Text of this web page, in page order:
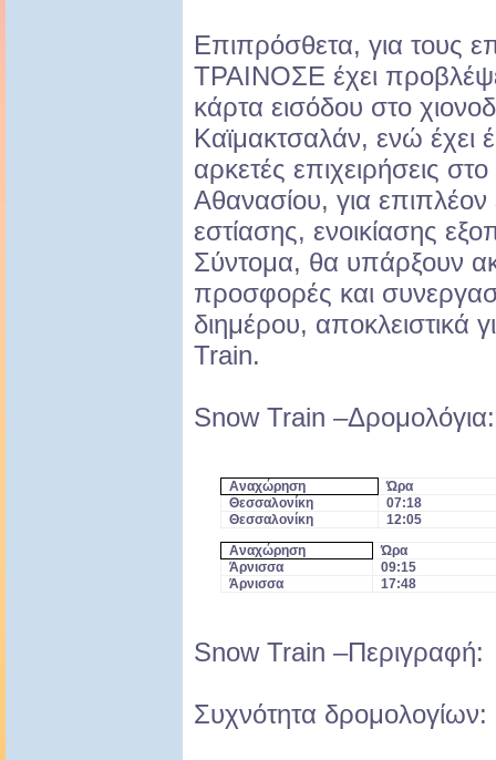
Επιπρόσθετα, για τους
ΤΡΑΙΝΟΣΕ έχει
κάρτα εισόδου στο
Καϊμακτσαλάν, ενώ έχει
αρκετές επιχειρήσεις
Αθανασίου, για
εστίασης, ενοικίασης
Σύντομα, θα υπάρξουν
προσφορές και
διημέρου, αποκλειστικά
Train.
Snow Train –Δρομολόγια:
Αναχώρηση
Ώρα
Θεσσαλονίκη
07:18
Θεσσαλονίκη
12:05
Αναχώρηση
Ώρα
Άρνισσα
09:15
Άρνισσα
17:48
Snow Train –Περιγραφή:
Συχνότητα